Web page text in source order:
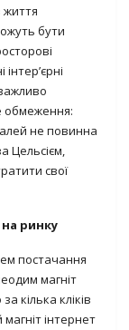
життя
бути
обмеження:
не повинна
Цельсієм,
свої
на ринку
постачання
магніт
кілька кліків
інтернет